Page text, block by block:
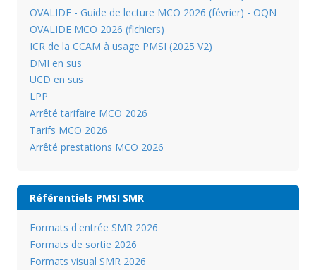
OVALIDE - Guide de lecture MCO 2026 (février) - OQN
OVALIDE MCO 2026 (fichiers)
ICR de la CCAM à usage PMSI (2025 V2)
DMI en sus
UCD en sus
LPP
Arrêté tarifaire MCO 2026
Tarifs MCO 2026
Arrêté prestations MCO 2026
Référentiels PMSI SMR
Formats d'entrée SMR 2026
Formats de sortie 2026
Formats visual SMR 2026